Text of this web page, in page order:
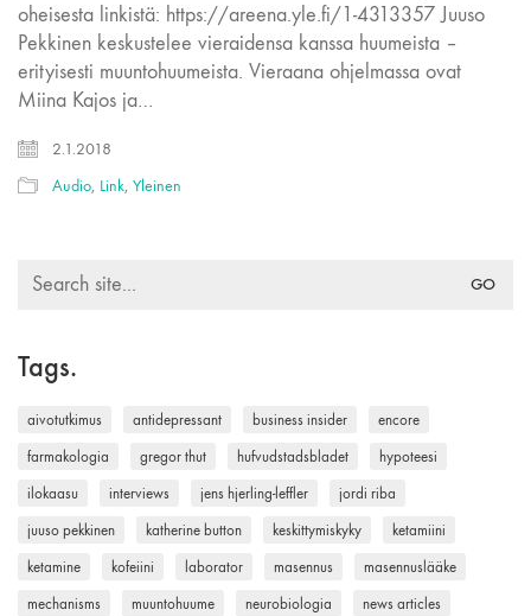
oheisesta linkistä: https://areena.yle.fi/1-4313357 Juuso
Pekkinen keskustelee vieraidensa kanssa huumeista –
erityisesti muuntohuumeista. Vieraana ohjelmassa ovat
Miina Kajos ja…
2.1.2018
Audio, Link, Yleinen
Search
Tags.
aivotutkimus antidepressant business insider encore
farmakologia gregor thut hufvudstadsbladet hypoteesi
ilokaasu interviews jens hjerling-leffler jordi riba
juuso pekkinen katherine button keskittymiskyky ketamiini
ketamine kofeiini laborator masennus masennuslääke
mechanisms muuntohuume neurobiologia news articles